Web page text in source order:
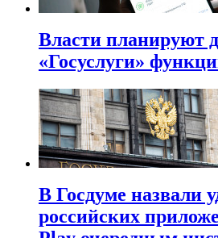
Власти планируют
«Госуслуги»
В Госдуме назвали
российских